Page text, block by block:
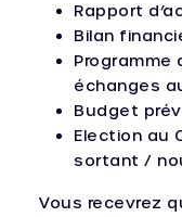
Rapport
Bilan
Programme
échanges
Budget
Election au
sortant /
Vous recevrez